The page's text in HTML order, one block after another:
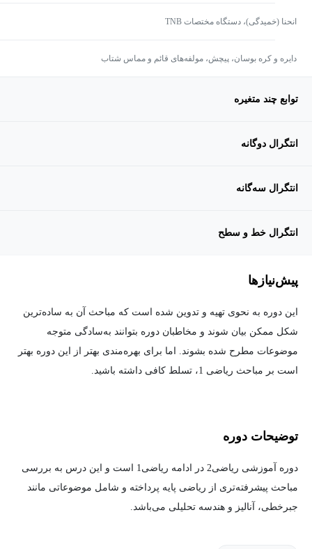
انحنا (خمیدگی)، دستگاه مختصات TNB
دایره و کره بوسان، پیچش، مولفه‌های قائم و مماس شتاب
توابع چند متغیره
انتگرال دوگانه
انتگرال سه‌گانه
انتگرال خط و سطح
پیش‌نیاز‌ها
این دوره به نحوی تهیه و تدوین شده است که مباحث آن به ساده‌ترین
شکل ممکن بیان شوند و مخاطبان دوره بتوانند به‌سادگی متوجه
موضوعات مطرح شده بشوند. اما برای بهره‌مندی بهتر از این دوره بهتر
است بر مباحث ریاضی 1، تسلط کافی داشته باشید.
توضیحات دوره
دوره آموزشی ریاضی2 در ادامه ریاضی1 است و این درس به بررسی
مباحث پیشرفته‌تری از ریاضی پایه پرداخته و شامل موضوعاتی مانند
جبرخطی، آنالیز و هندسه تحلیلی می‌باشد.